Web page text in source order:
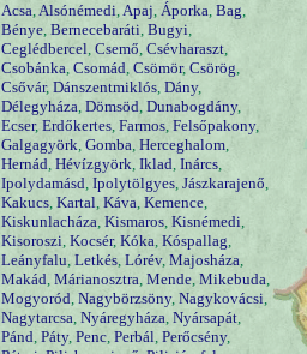
Acsa,Alsónémedi,Apaj, Áporka, Bag,
Bénye, Bernecebaráti, Bugyi,
Ceglédbercel, Csemő, Csévharaszt,
Csobánka, Csomád, Csömör, Csörög,
Csővár, Dánszentmiklós, Dány,
Délegyháza, Dömsöd, Dunabogdány,
Ecser, Erdőkertes, Farmos, Felsőpakony,
Galgagyörk, Gomba, Herceghalom,
Hernád, Hévízgyörk, Iklad, Inárcs,
Ipolydamásd, Ipolytölgyes, Jászkarajenő,
Kakucs, Kartal, Káva, Kemence,
Kiskunlacháza, Kismaros, Kisnémedi,
Kisoroszi, Kocsér, Kóka, Kóspallag,
Leányfalu, Letkés, Lórév, Majosháza,
Makád, Márianosztra, Mende, Mikebuda,
Mogyoród, Nagybörzsöny, Nagykovácsi,
Nagytarcsa, Nyáregyháza, Nyársapát,
Pánd, Páty, Penc, Perbál, Perőcsény,